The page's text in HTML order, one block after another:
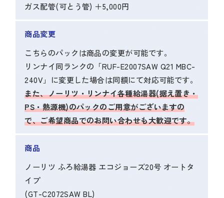
ガス配管(可とう管) ＋5,000円
商品変更
こちらのパックは商品の変更が可能です。
リンナイ同ランクの「RUF-E2007SAW Q21 MBC-
240V」に変更した場合は同額にて対応可能です。
また、ノーリツ・リンナイ各種給湯器(据え置き・
PS・熱源機)のパックのご用意がございますの
で、ご希望商品でのお問い合わせも大歓迎です。
商品
ノーリツ ふろ給湯器 エコジョーズ20号 オートタ
イプ
(GT-C2072SAW BL)